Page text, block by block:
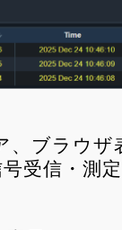
、ブラウザ
受信・測定